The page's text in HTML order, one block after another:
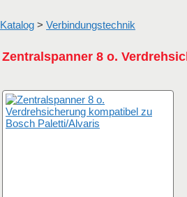
Katalog > Verbindungstechnik
Zentralspanner 8 o.